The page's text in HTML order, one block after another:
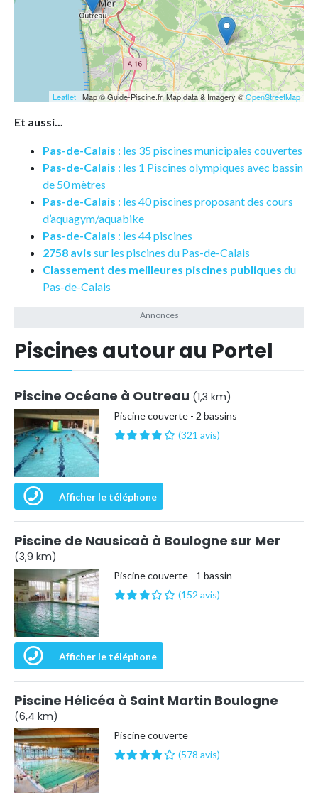
Leaflet | Map © Guide-Piscine.fr, Map data & Imagery ©OpenStreetMap
Et aussi...
Pas-de-Calais : les 35 piscines municipales couvertes
Pas-de-Calais : les 1 Piscines olympiques avec bassin
de 50 mètres
Pas-de-Calais : les 40 piscines proposant des cours
d’aquagym/aquabike
Pas-de-Calais : les 44 piscines
2758 avis sur les piscines du Pas-de-Calais
Classement des meilleures piscines publiques du
Pas-de-Calais
Piscines autour au Portel
Piscine Océane à Outreau (1,3 km)
Piscine couverte - 2 bassins
(321 avis)
Afficher le téléphone
Piscine de Nausicaà à Boulogne sur Mer
(3,9 km)
Piscine couverte - 1 bassin
(152 avis)
Afficher le téléphone
Piscine Hélicéa à Saint Martin Boulogne
(6,4 km)
Piscine couverte
(578 avis)